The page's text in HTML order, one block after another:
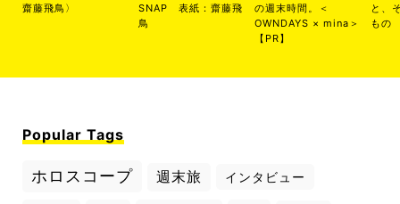
齋藤飛鳥〉
SNAP 表紙：齋藤飛
鳥
の週末時間。＜
OWNDAYS × mina＞
【PR】
と、
もの
Popular Tags
ホロスコープ 週末旅 インタビュー